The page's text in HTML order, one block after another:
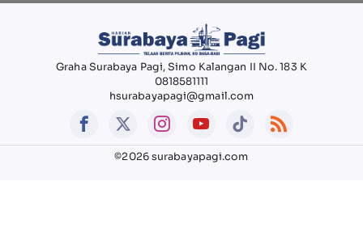
Graha Surabaya Pagi, Simo Kalangan II No. 183 K
0818581111
hsurabayapagi@gmail.com
©2026 surabayapagi.com